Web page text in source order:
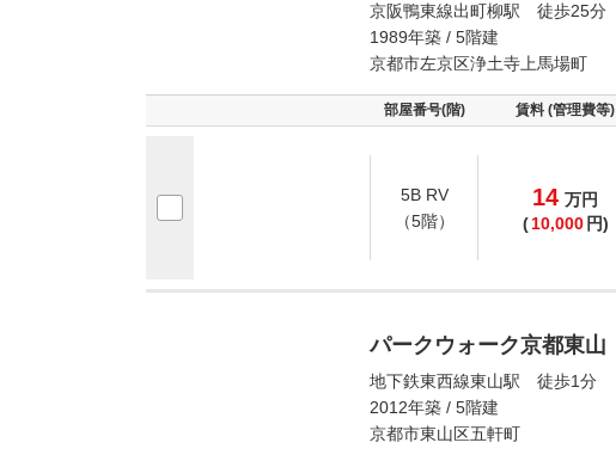
京阪鴨東線出町柳駅 徒歩25分
1989年築 / 5階建
京都市左京区浄土寺上馬場町
部屋番号(階) 賃料 (管理費等)
5B RV
（5階）
14 万円
( 10,000 円)
パークウォーク京都東山
地下鉄東西線東山駅 徒歩1分
2012年築 / 5階建
京都市東山区五軒町